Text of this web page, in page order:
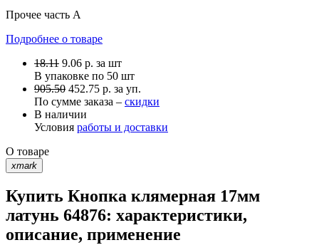
Прочее часть A
Подробнее о товаре
18.11 9.06 р. за шт
В упаковке по 50 шт
905.50 452.75 р. за уп.
По сумме заказа – скидки
В наличии
Условия работы и доставки
О товаре
xmark
Купить Кнопка клямерная 17мм
латунь 64876: характеристики,
описание, применение